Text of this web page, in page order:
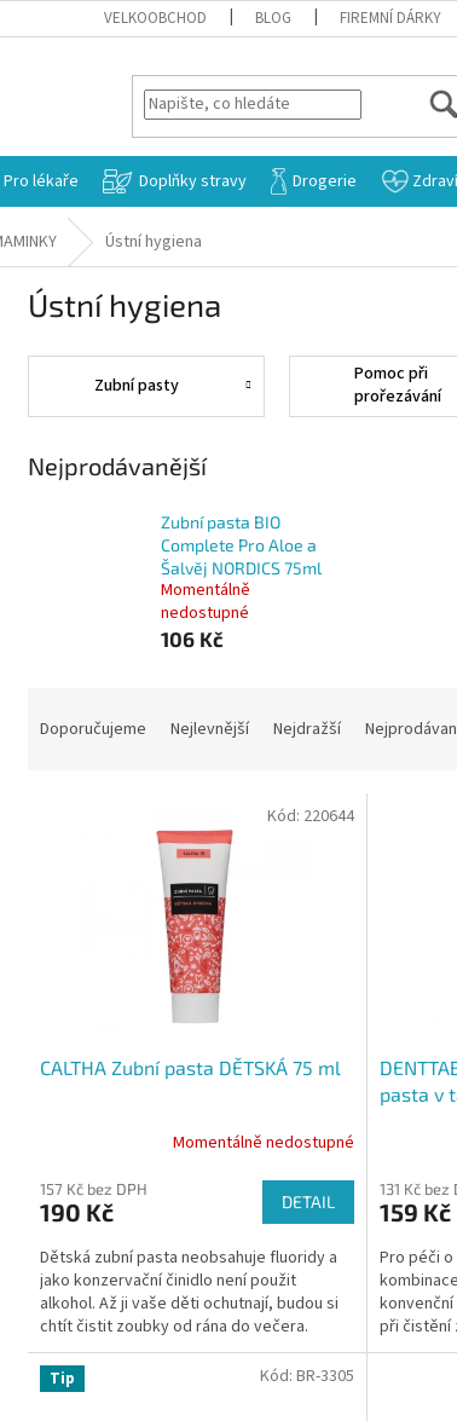
VELKOOBCHOD BLOG FIREMNÍ DÁRKY
HLEDAT
Pro lékaře Doplňky stravy Drogerie
Ústní hygiena
Ústní hygiena
Zubní pasty
Pomoc při
prořezávání
zoubků
Nejprodávanější
Zubní pasta BIO
Complete Pro Aloe a
Šalvěj NORDICS 75ml
Momentálně
nedostupné
106 Kč
Doporučujeme Nejlevnější Nejdražší
CALTHA Zubní pasta DĚTSKÁ 75 ml
Momentálně nedostupné
157 Kč bez DPH
190 Kč DETAIL
Dětská zubní pasta neobsahuje fluoridy a
jako konzervační činidlo není použit
alkohol. Až ji vaše děti ochutnají, budou si
chtít čistit zoubky od rána do večera.
Kód: 220644
pasta v
131 Kč bez
159 Kč
Pro péči
při čistění
Tip Kód: BR-3305